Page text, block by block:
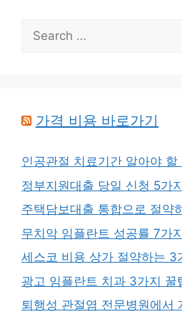
Search
for:
가격 비용 바로가기
인공관절 치료기간 알아야 할
정부지원대출 당일 신청 5가
주택담보대출 통합으로 절약
무치악 임플란트 성공률 7가
세스코 비용 상가 절약하는 3
광고 임플란트 치과 3가지 꿀
퇴행성 관절염 전문병원에서